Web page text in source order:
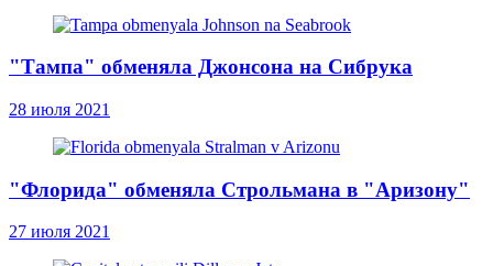
"Тампа" обменяла Джонсона на Сибрука
28 июля 2021
"Флорида" обменяла Строльмана в "Аризону"
27 июля 2021